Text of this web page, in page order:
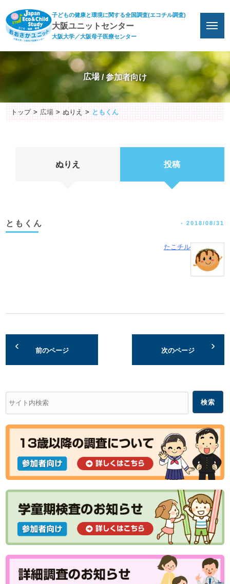
子どもの健康と環境に関する全国調査(エコチル調査)
大阪ユニットセンター
大阪大学／大阪母子医療センター
広場
トップ 広場 ぬりえ ともくん
ぬりえ 投稿
ともくん - 2018/08/31
たこチル
前のページ 次のページ